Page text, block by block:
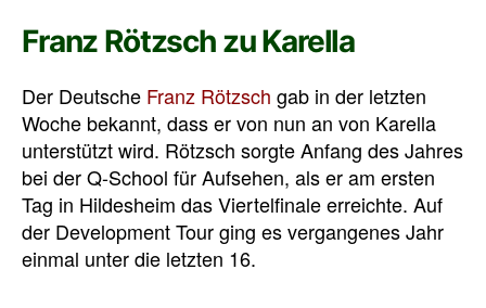
Franz Rötzsch zu Karella
Der Deutsche Franz Rötzsch gab in der letzten
Woche bekannt, dass er von nun an von Karella
unterstützt wird. Rötzsch sorgte Anfang des Jahres
bei der Q-School für Aufsehen, als er am ersten
Tag in Hildesheim das Viertelfinale erreichte. Auf
der Development Tour ging es vergangenes Jahr
einmal unter die letzten 16.